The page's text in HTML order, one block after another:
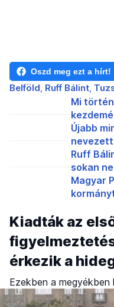
Oszd meg ezt a hírt!
Belföld Ruff Bálint
Mi
Újabb
Ruff
sokan
Magyar
Kiadták az
érkezik a
Ezekben a